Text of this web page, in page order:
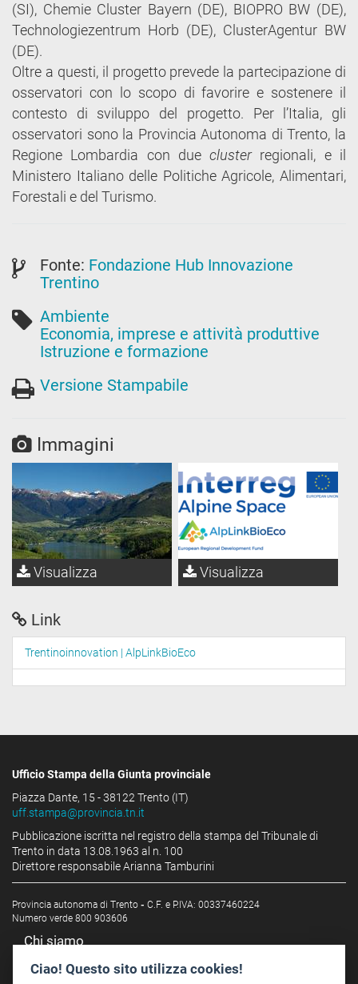
(SI), Chemie Cluster Bayern (DE), BIOPRO BW (DE),
Technologiezentrum Horb (DE), ClusterAgentur BW
(DE).
Oltre a questi, il progetto prevede la partecipazione di
osservatori con lo scopo di favorire e sostenere il
contesto di sviluppo del progetto. Per l’Italia, gli
osservatori sono la Provincia Autonoma di Trento, la
Regione Lombardia con dueclusterregionali, e il
Ministero Italiano delle Politiche Agricole, Alimentari,
Forestali e del Turismo.
Fonte: Fondazione Hub Innovazione
Trentino
Ambiente
Economia, imprese e attività produttive
Istruzione e formazione
Versione Stampabile
Immagini
Visualizza Visualizza
Link
Trentinoinnovation | AlpLinkBioEco
Ufficio Stampa della Giunta provinciale
Piazza Dante, 15 - 38122 Trento (IT)
uff.stampa@provincia.tn.it
Pubblicazione iscritta nel registro della stampa del Tribunale di
Trento in data 13.08.1963 al n. 100
Direttore responsabile Arianna Tamburini
Provincia autonoma di Trento - C.F. e P.IVA: 00337460224
Numero verde 800 903606
Chi siamo
Redazione
Ciao! Questo sito utilizza cookies!